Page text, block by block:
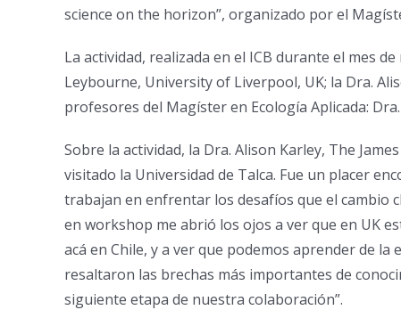
science on the horizon”, organizado por el
La actividad, realizada en el ICB durante el mes
Leybourne, University of Liverpool, UK; la Dra.
profesores del Magíster en Ecología Aplicada:
Sobre la actividad, la Dra. Alison Karley, The
visitado la Universidad de Talca. Fue un placer
trabajan en enfrentar los desafíos que el cambio
en workshop me abrió los ojos a ver que en UK
acá en Chile, y a ver que podemos aprender de
resaltaron las brechas más importantes de
siguiente etapa de nuestra colaboración”.